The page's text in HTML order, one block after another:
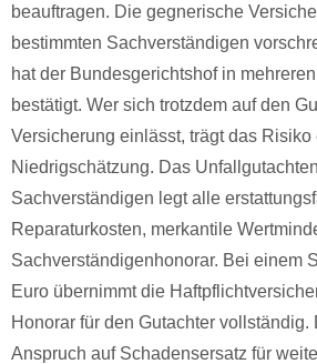
beauftragen. Die gegnerische
bestimmten Sachverständigen
hat der Bundesgerichtshof in
bestätigt. Wer sich trotzdem auf den
Versicherung einlässt, trägt das Risiko
Niedrigschätzung. Das
Sachverständigen legt alle
Reparaturkosten, merkantile
Sachverständigenhonorar. Bei einem
Euro übernimmt die
Honorar für den Gutachter vollständig.
Anspruch auf Schadensersatz für